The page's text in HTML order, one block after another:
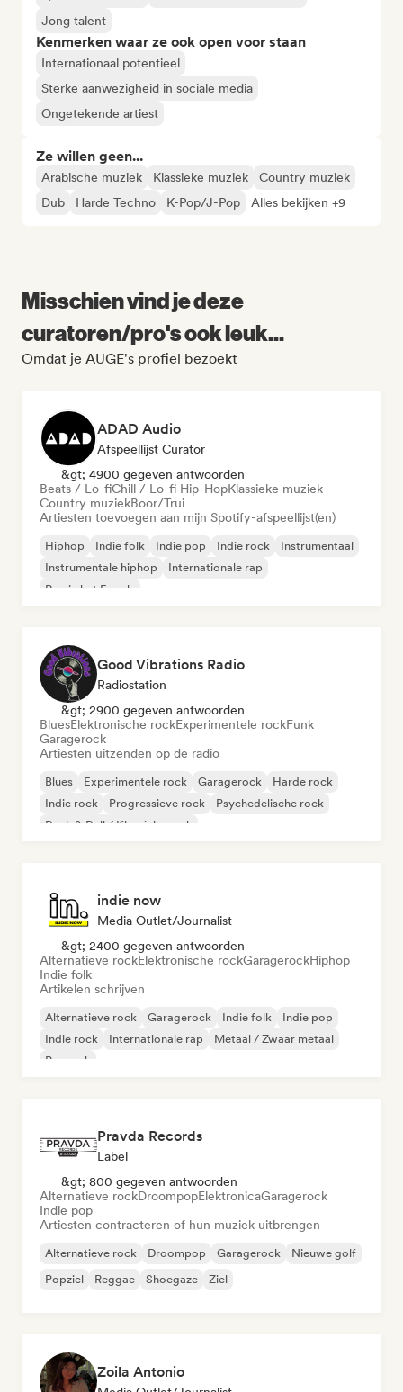
Jong talent
Kenmerken waar ze ook open voor staan
Internationaal potentieel
Sterke aanwezigheid in sociale media
Ongetekende artiest
Ze willen geen...
Arabische muziek Klassieke muziek
Country muziek
Dub
Harde Techno K-Pop/J-Pop Alles bekijken +9
Misschien vind je deze
curatoren/pro's ook leuk...
Omdat je AUGE's profiel bezoekt
ADAD Audio
Afspeellijst Curator
&gt; 4900 gegeven antwoorden
Beats / Lo-fiChill / Lo-fi Hip-HopKlassieke muziek
Country muziekBoor/Trui
Artiesten toevoegen aan mijn Spotify-afspeellijst(en)
Hiphop Indie folk Indie pop Indie rock
Instrumentaal
Instrumentale hiphop
Internationale rap
Rap in het Engels
Good Vibrations Radio
Radiostation
&gt; 2900 gegeven antwoorden
BluesElektronische rockExperimentele rockFunk
Garagerock
Artiesten uitzenden op de radio
Blues Experimentele rock Garagerock
Harde rock
Indie rock
Progressieve rock
Psychedelische rock
Rock & Roll / Klassieke rock
indie now
Media Outlet/Journalist
&gt; 2400 gegeven antwoorden
Alternatieve rockElektronische rockGaragerockHiphop
Indie folk
Artikelen schrijven
Alternatieve rock Garagerock Indie folk
Indie pop
Indie rock
Internationale rap
Metaal / Zwaar metaal
Poprock
Pravda Records
Label
&gt; 800 gegeven antwoorden
Alternatieve rockDroompopElektronicaGaragerock
Indie pop
Artiesten contracteren of hun muziek uitbrengen
Alternatieve rock Droompop Garagerock
Nieuwe golf
Popziel
Reggae Shoegaze Ziel
Zoila Antonio